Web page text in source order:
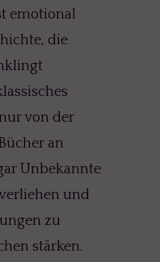
emotional
die
von der
an
Unbekannte
und
zu
stärken.